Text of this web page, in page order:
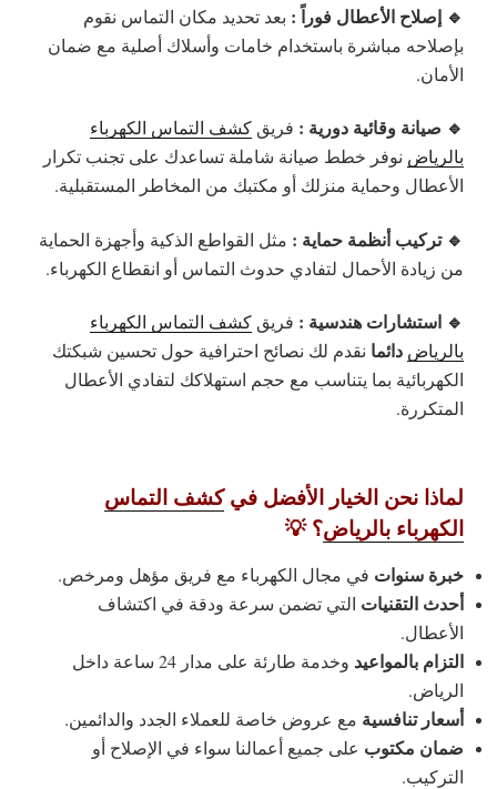
🔹 إصلاح الأعطال فوراً : بعد تحديد مكان التماس نقوم
بإصلاحه مباشرة باستخدام خامات وأسلاك أصلية مع ضمان
الأمان.
🔹 صيانة وقائية دورية : فريق كشف التماس الكهرباء
بالرياض نوفر خطط صيانة شاملة تساعدك على تجنب تكرار
الأعطال وحماية منزلك أو مكتبك من المخاطر المستقبلية.
🔹 تركيب أنظمة حماية : مثل القواطع الذكية وأجهزة الحماية
من زيادة الأحمال لتفادي حدوث التماس أو انقطاع الكهرباء.
🔹 استشارات هندسية : فريق كشف التماس الكهرباء
بالرياض دائما نقدم لك نصائح احترافية حول تحسين شبكتك
الكهربائية بما يتناسب مع حجم استهلاكك لتفادي الأعطال
المتكررة.
لماذا نحن الخيار الأفضل فيكشف التماس
الكهرباء بالرياض؟ 💡
خبرة سنوات في مجال الكهرباء مع فريق مؤهل ومرخص.
أحدث التقنيات التي تضمن سرعة ودقة في اكتشاف
الأعطال.
التزام بالمواعيد
وخدمة طارئة على مدار 24 ساعة داخل
الرياض.
أسعار تنافسية مع عروض خاصة للعملاء الجدد والدائمين.
ضمان مكتوب على جميع أعمالنا سواء في الإصلاح أو
التركيب.